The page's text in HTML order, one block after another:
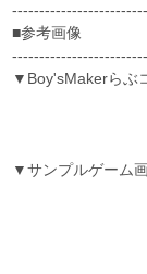
■参考画像
▼Boy'sMakerらぶ
▼サンプルゲーム